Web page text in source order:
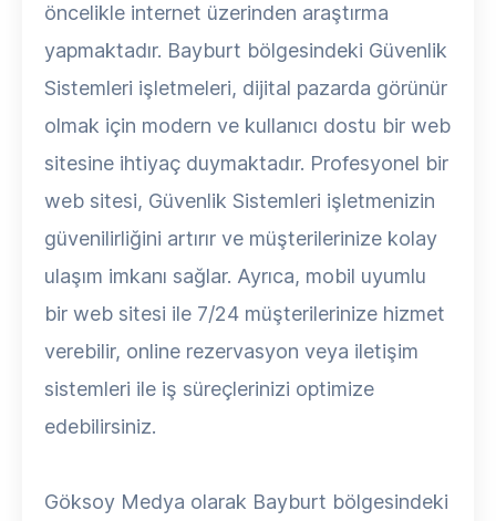
öncelikle internet üzerinden araştırma
yapmaktadır. Bayburt bölgesindeki Güvenlik
Sistemleri işletmeleri, dijital pazarda görünür
olmak için modern ve kullanıcı dostu bir web
sitesine ihtiyaç duymaktadır. Profesyonel bir
web sitesi, Güvenlik Sistemleri işletmenizin
güvenilirliğini artırır ve müşterilerinize kolay
ulaşım imkanı sağlar. Ayrıca, mobil uyumlu
bir web sitesi ile 7/24 müşterilerinize hizmet
verebilir, online rezervasyon veya iletişim
sistemleri ile iş süreçlerinizi optimize
edebilirsiniz.
Göksoy Medya olarak Bayburt bölgesindeki